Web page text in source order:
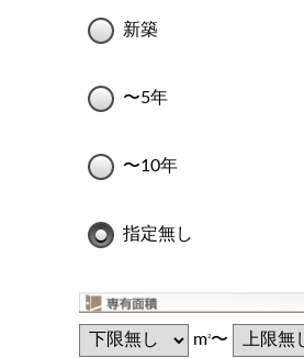
新築
〜5年
〜10年
指定無し
m2〜